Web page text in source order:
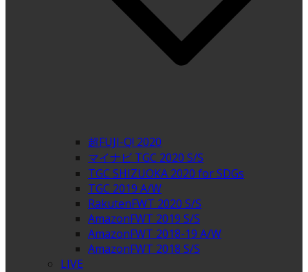
超FUJI-Q! 2020
マイナビ TGC 2020 S/S
TGC SHIZUOKA 2020 for SDGs
TGC 2019 A/W
RakutenFWT 2020 S/S
AmazonFWT 2019 S/S
AmazonFWT 2018-19 A/W
AmazonFWT 2018 S/S
LIVE